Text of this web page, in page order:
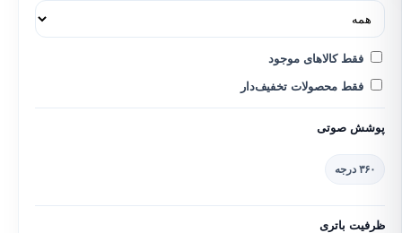
فقط کالاهای موجود
فقط محصولات تخفیف‌دار
پوشش صوتی
۳۶۰ درجه
ظرفیت باتری